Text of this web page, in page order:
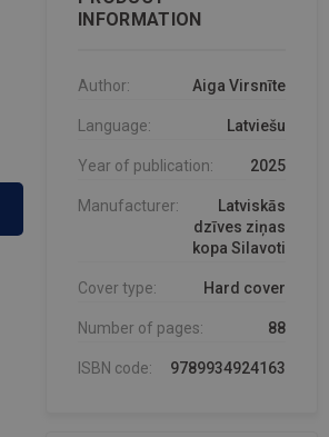
INFORMATION
Author: Aiga Virsnīte
Language: Latviešu
Year of publication: 2025
Manufacturer:
Latviskās
dzīves ziņas
kopa Silavoti
Cover type: Hard cover
Number of pages: 88
ISBN code: 9789934924163